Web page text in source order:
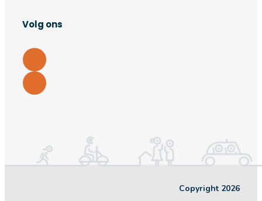
Volg ons
Copyright 2026